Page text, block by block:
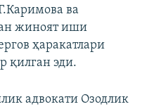
ва
жиноят иши
ҳаракатлари
қилган эди.
адвокати Озодлик